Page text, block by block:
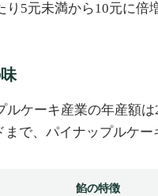
5元未満から10元に
ケーキ産業の年産額
で、パイナップルケ
餡の特徴